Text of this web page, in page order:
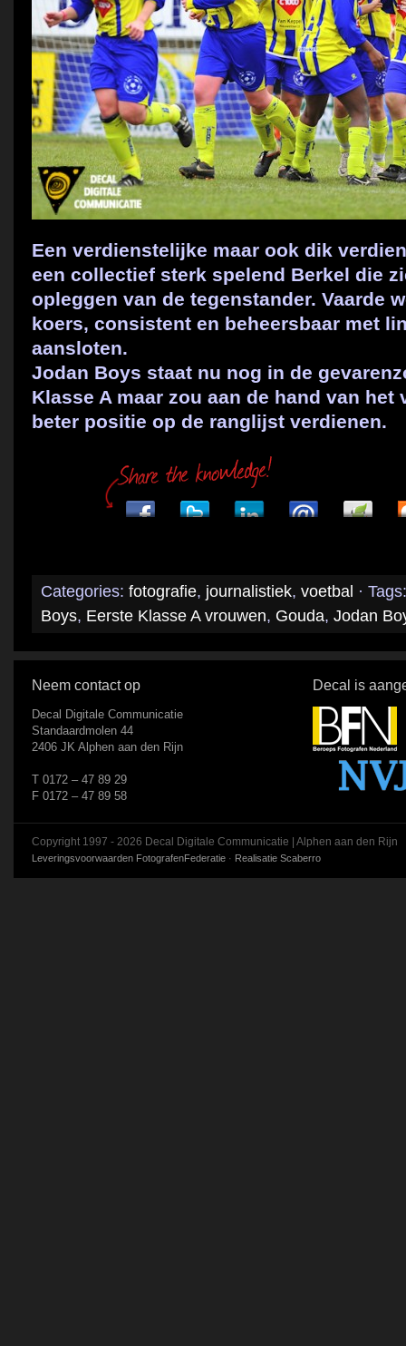
Een verdienstelijke maar ook dik
een collectief sterk spelend Berkel die
opleggen van de tegenstander. Vaarde
koers, consistent en beheersbaar met
aansloten.
Jodan Boys staat nu nog in de
Klasse A maar zou aan de hand van het
beter positie op de ranglijst verdienen.
Categories: fotografie, journalistiek, voetbal ·
Boys, Eerste Klasse A vrouwen, Gouda, Jodan
Neem contact op
Decal Digitale Communicatie
Standaardmolen 44
2406 JK Alphen aan den Rijn
T 0172 – 47 89 29
F 0172 – 47 89 58
Decal is
Copyright 1997 - 2026 Decal Digitale Communicatie | Alphen aan den Rijn
Leveringsvoorwaarden FotografenFederatie · Realisatie Scaberro